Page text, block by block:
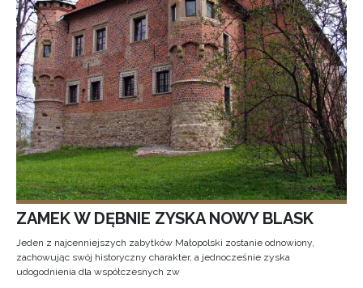
ZAMEK W DĘBNIE ZYSKA NOWY BLASK
Jeden z najcenniejszych zabytków Małopolski zostanie odnowiony,
zachowując swój historyczny charakter, a jednocześnie zyska
udogodnienia dla współczesnych zw